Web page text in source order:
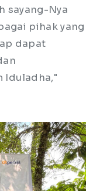
sayang-Nya
pihak yang
dapat
Iduladha,"